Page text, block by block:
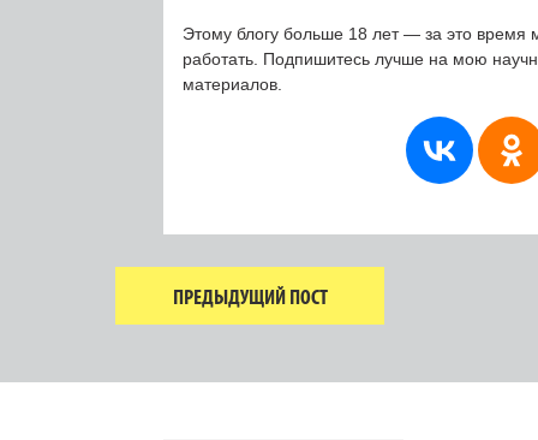
Этому блогу больше 18 лет — за это время
работать. Подпишитесь лучше на мою
материалов.
ПРЕДЫДУЩИЙ ПОСТ